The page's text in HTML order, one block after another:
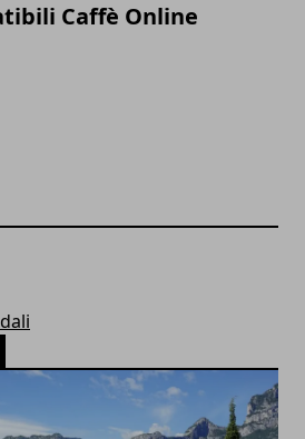
Caffè Online